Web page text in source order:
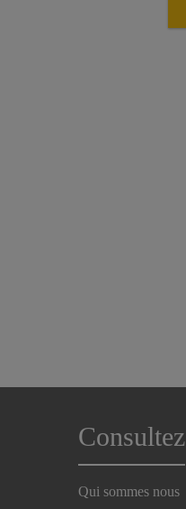
Consultez
Qui sommes nous